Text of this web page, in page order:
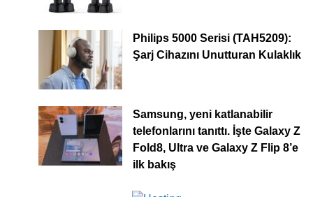
Philips 5000 Serisi (TAH5209):
Şarj Cihazını Unutturan Kulaklık
Samsung, yeni katlanabilir
telefonlarını tanıttı. İşte Galaxy Z
Fold8, Ultra ve Galaxy Z Flip 8’e
ilk bakış